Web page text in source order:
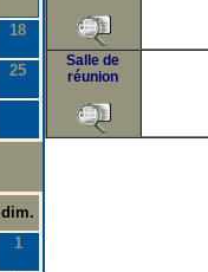
18
25
dim.
1
Salle de
réunion